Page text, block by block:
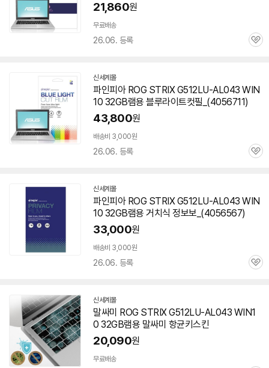
21,860원
무료배송
26.06. 등록
관
신세계몰
파인피아 ROG STRIX G512LU-AL043 WIN
10 32GB램용 블루라이트컷필_(4056711)
43,800원
배송비 3,000원
26.06. 등록
관
신세계몰
파인피아 ROG STRIX G512LU-AL043 WIN
10 32GB램용 거치식 정보보_(4056567)
33,000원
배송비 3,000원
26.06. 등록
관
신세계몰
말싸미 ROG STRIX G512LU-AL043 WIN1
0 32GB램용 말싸미 항균키스킨
20,090원
무료배송